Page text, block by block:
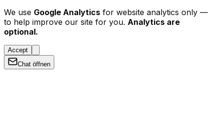
We use Google Analytics for website analytics only —
to help improve our site for you. Analytics are
optional.
Accept
Chat öffnen